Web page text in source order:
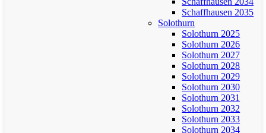
Schaffhausen 2035
Solothurn
Solothurn 2025
Solothurn 2026
Solothurn 2027
Solothurn 2028
Solothurn 2029
Solothurn 2030
Solothurn 2031
Solothurn 2032
Solothurn 2033
Solothurn 2034